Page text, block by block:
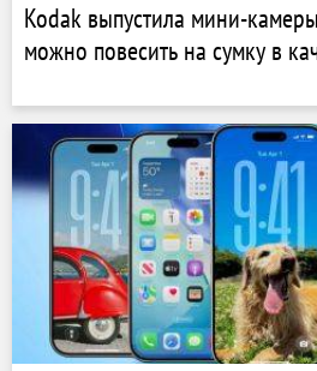
Kodak выпустила мини-
можно повесить на сумку в